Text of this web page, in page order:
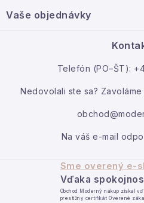
Veľkoobchodná spolupráca
Vaše objednávky
Telefón (PO–ŠT):
Nedovolali ste sa?
Na váš e-mail
Sme overený e-
Vďaka
Obchod Moderný nákup získal
prestížny certifikát Overené